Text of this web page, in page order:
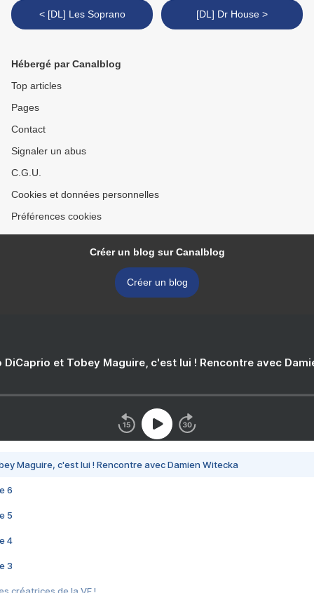
< [DL] Les Soprano [DL] Dr House >
Hébergé par Canalblog
Top articles
Pages
Contact
Signaler un abus
C.G.U.
Cookies et données personnelles
Préférences cookies
Créer un blog sur Canalblog
Créer un blog
DiCaprio et Tobey Maguire, c'est lui ! Rencontre avec
Maguire, c'est lui ! Rencontre avec Damien Witecka
6
5
4
3